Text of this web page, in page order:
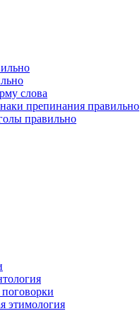
слова
препинания правильно
правильно
этимология